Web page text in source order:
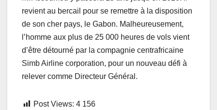
revient au bercail pour se remettre à la disposition
de son cher pays, le Gabon. Malheureusement,
l’homme aux plus de 25 000 heures de vols vient
d’être détourné par la compagnie centrafricaine
Simb Airline corporation, pour un nouveau défi à
relever comme Directeur Général.
Post Views: 4 156